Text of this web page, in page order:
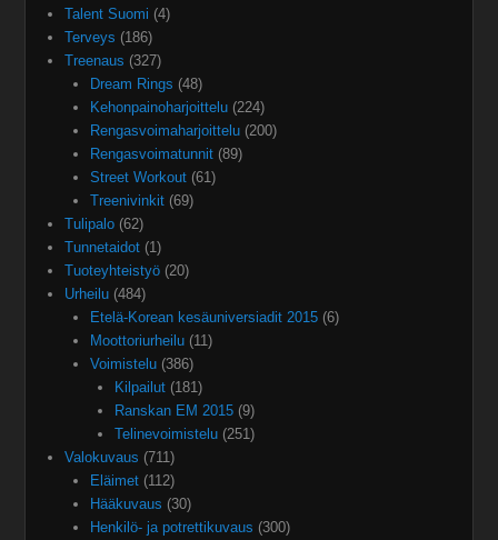
Talent Suomi (4)
Terveys (186)
Treenaus (327)
Dream Rings (48)
Kehonpainoharjoittelu(224)
Rengasvoimaharjoittelu(200)
Rengasvoimatunnit(89)
Street Workout(61)
Treenivinkit(69)
Tulipalo (62)
Tunnetaidot (1)
Tuoteyhteistyö (20)
Urheilu (484)
Etelä-Korean kesäuniversiadit 2015(6)
Moottoriurheilu(11)
Voimistelu(386)
Kilpailut (181)
Ranskan EM 2015 (9)
Telinevoimistelu (251)
Valokuvaus (711)
Eläimet(112)
Hääkuvaus (30)
Henkilö- ja potrettikuvaus (300)